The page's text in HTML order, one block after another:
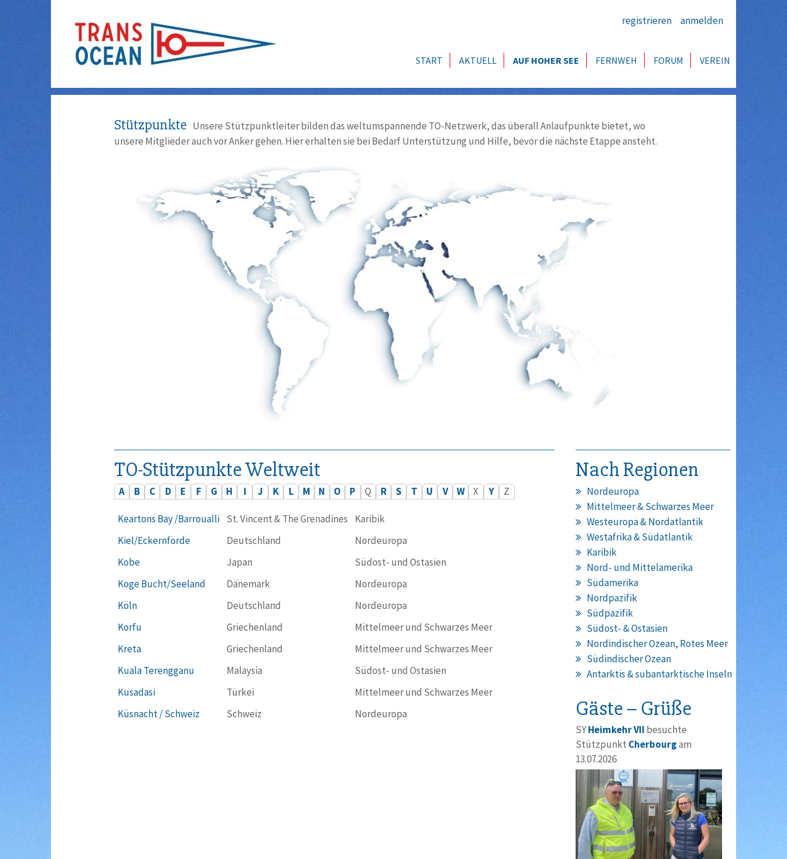
registrieren anmelden
START AKTUELL AUF HOHER SEE FERNWEH FORUM VEREIN
Stützpunkte Unsere Stützpunktleiter bilden das weltumspannende TO-Netzwerk, das überall Anlaufpunkte bietet, wo
unsere Mitglieder auch vor Anker gehen. Hier erhalten sie bei Bedarf Unterstützung und Hilfe, bevor die nächste Etappe ansteht.
TO-Stützpunkte Weltweit
A B C D E F G H I J K L M N O P Q R S T U V W X Y Z
Keartons Bay /Barroualli St. Vincent & The Grenadines
Karibik
Kiel/Eckernförde
Deutschland
Nordeuropa
Kobe
Japan
Südost- und Ostasien
Koge Bucht/Seeland
Dänemark
Nordeuropa
Köln
Deutschland
Nordeuropa
Korfu
Griechenland
Mittelmeer und Schwarzes Meer
Kreta
Griechenland
Mittelmeer und Schwarzes Meer
Kuala Terengganu
Malaysia
Südost- und Ostasien
Kusadasi
Türkei
Mittelmeer und Schwarzes Meer
Küsnacht / Schweiz
Schweiz Nordeuropa
Nach Regionen
Nordeuropa
Mittelmeer & Schwarzes Meer
Westeuropa & Nordatlantik
Westafrika & Südatlantik
Karibik
Nord- und Mittelamerika
Südamerika
Nordpazifik
Südpazifik
Südost- & Ostasien
Nordindischer Ozean, Rotes Meer
Südindischer Ozean
Antarktis & subantarktische Inseln
Gäste – Grüße
SYHeimkehr VII besuchte
Stützpunkt Cherbourgam
13.07.2026